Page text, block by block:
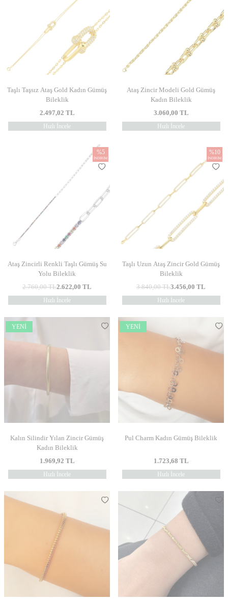
Taşlı Taşsız Ataş Gold Kadın Gümüş
Bileklik
2.497,02 TL
Hızlı İncele
Ataş Zincir Modeli Gold Gümüş
Kadın Bileklik
3.060,00 TL
Hızlı İncele
%5
İNDIRIM
Ataş Zincirli Renkli Taşlı Gümüş Su
Yolu Bileklik
2.760,00TL2.622,00 TL
Hızlı İncele
%10
İNDIRIM
Taşlı Uzun Ataş Zincir Gold Gümüş
Bileklik
3.840,00TL3.456,00 TL
Hızlı İncele
YENI
Kalın Silindir Yılan Zincir Gümüş
Kadın Bileklik
1.969,92 TL
Hızlı İncele
YENI
Pul Charm Kadın Gümüş Bileklik
1.723,68 TL
Hızlı İncele